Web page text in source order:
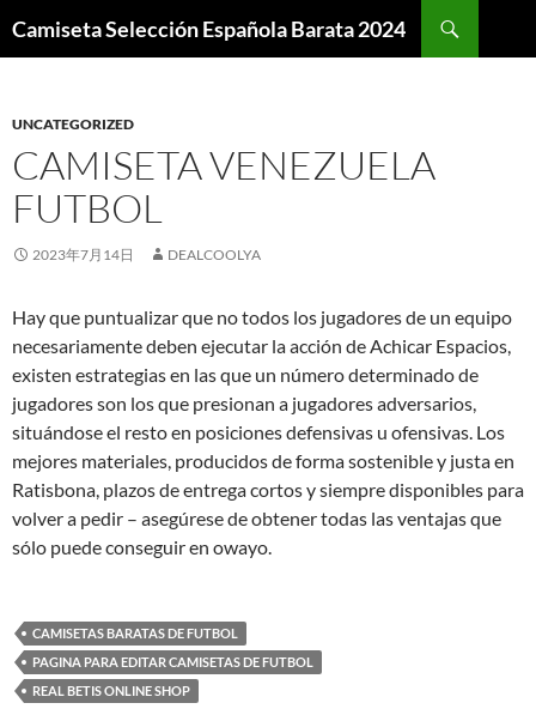
Camiseta Selección Española Barata 2024
UNCATEGORIZED
CAMISETA VENEZUELA
FUTBOL
2023年7月14日 DEALCOOLYA
Hay que puntualizar que no todos los jugadores de un equipo
necesariamente deben ejecutar la acción de Achicar Espacios,
existen estrategias en las que un número determinado de
jugadores son los que presionan a jugadores adversarios,
situándose el resto en posiciones defensivas u ofensivas. Los
mejores materiales, producidos de forma sostenible y justa en
Ratisbona, plazos de entrega cortos y siempre disponibles para
volver a pedir – asegúrese de obtener todas las ventajas que
sólo puede conseguir en owayo.
CAMISETAS BARATAS DE FUTBOL
PAGINA PARA EDITAR CAMISETAS DE FUTBOL
REAL BETIS ONLINE SHOP